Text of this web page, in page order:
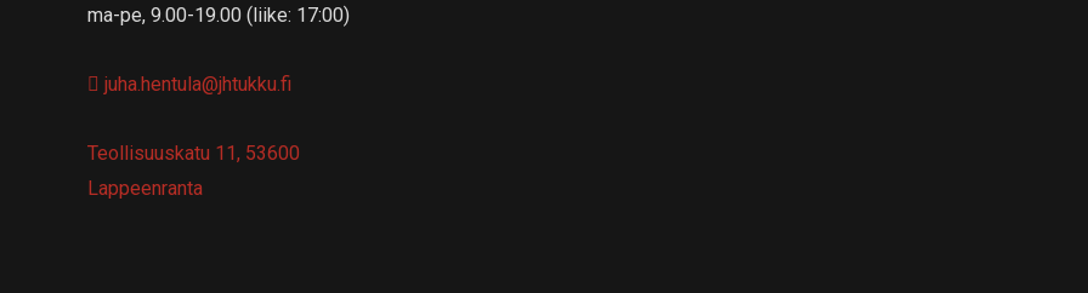
ma-pe, 9.00-19.00 (liike: 17:00)
juha.hentula@jhtukku.fi
Teollisuuskatu 11, 53600
Lappeenranta